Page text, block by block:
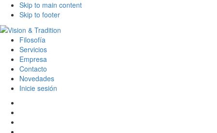
Skip to main content
Skip to footer
Filosofía
Servicios
Empresa
Contacto
Novedades
Inicie sesión